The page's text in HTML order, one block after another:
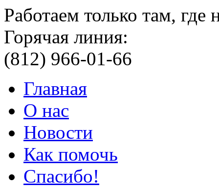
Работаем только там,
Горячая линия:
(812) 966-01-66
Главная
О нас
Новости
Как помочь
Спасибо!